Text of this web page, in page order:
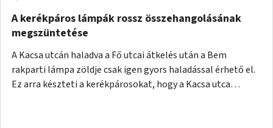
A kerékpáros lámpák rossz összehangolásának
megszüntetése
A Kacsa utcán haladva a Fő utcai átkelés után a Bem
rakparti lámpa zöldje csak igen gyors haladással érhető el.
Ez arra készteti a kerékpárosokat, hogy a Kacsa utca